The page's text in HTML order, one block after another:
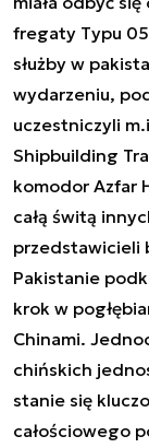
fregaty Typu
służby w
wydarzeniu,
uczestniczyli
Shipbuilding
komodor Azfar
całą świtą
przedstawicieli
Pakistanie
krok w
Chinami.
chińskich
stanie się
całościowego